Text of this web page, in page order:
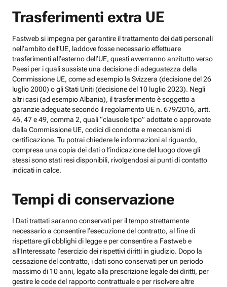
Trasferimenti extra UE
Fastweb si impegna per garantire il trattamento dei dati personali
nell’ambito dell’UE, laddove fosse necessario effettuare
trasferimenti all’esterno dell’UE, questi avverranno anzitutto verso
Paesi per i quali sussiste una decisione di adeguatezza della
Commissione UE, come ad esempio la Svizzera (decisione del 26
luglio 2000) o gli Stati Uniti (decisione del 10 luglio 2023). Negli
altri casi (ad esempio Albania), il trasferimento è soggetto a
garanzie adeguate secondo il regolamento UE n. 679/2016, artt.
46, 47 e 49, comma 2, quali “clausole tipo” adottate o approvate
dalla Commissione UE, codici di condotta e meccanismi di
certificazione. Tu potrai chiedere le informazioni al riguardo,
compresa una copia dei dati o l’indicazione del luogo dove gli
stessi sono stati resi disponibili, rivolgendosi ai punti di contatto
indicati in calce.
Tempi di conservazione
I Dati trattati saranno conservati per il tempo strettamente
necessario a consentire l’esecuzione del contratto, al fine di
rispettare gli obblighi di legge e per consentire a Fastweb e
all’Interessato l’esercizio dei rispettivi diritti in giudizio. Dopo la
cessazione del contratto, i dati sono conservati per un periodo
massimo di 10 anni, legato alla prescrizione legale dei diritti, per
gestire le code del rapporto contrattuale e per risolvere altre